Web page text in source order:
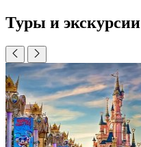
Туры и экскурсии